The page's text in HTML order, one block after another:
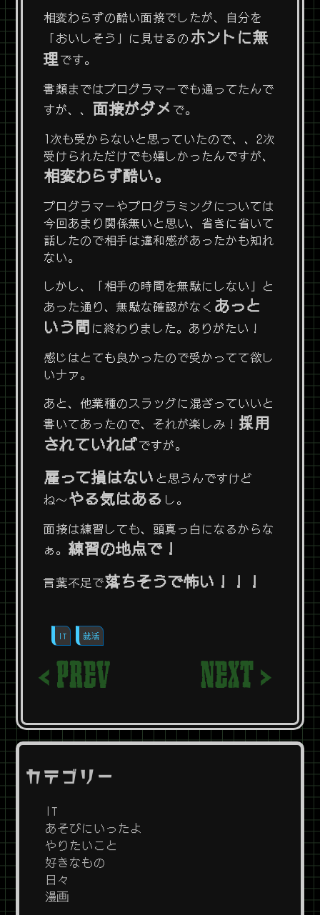
相変わらずの酷い面接でしたが、自分を
「おいしそう」に見せるのホントに無
理です。
書類まではプログラマーでも通ってたんで
すが、、 面接がダメ で。
1次も受からないと思っていたので、、2次
受けられただけでも嬉しかったんですが、
相変わらず酷い。
プログラマーやプログラミングについては
今回あまり関係無いと思い、省きに省いて
話したので相手は違和感があったかも知れ
ない。
しかし、「相手の時間を無駄にしない」と
あった通り、無駄な確認がなく あっと
いう間 に終わりました。ありがたい！
感じはとても良かったので受かってて欲し
いナァ。
あと、他業種のスラッグに混ざっていいと
書いてあったので、それが楽しみ！ 採用
されていればですが。
雇って損はない と思うんですけど
ね〜やる気はある し。
面接は練習しても、頭真っ白になるからな
ぁ。 練習の地点で！
言葉不足で落ちそうで怖い！！！
IT 就活
< PREV NEXT >
カテゴリー
IT
あそびにいったよ
やりたいこと
好きなもの
日々
漫画